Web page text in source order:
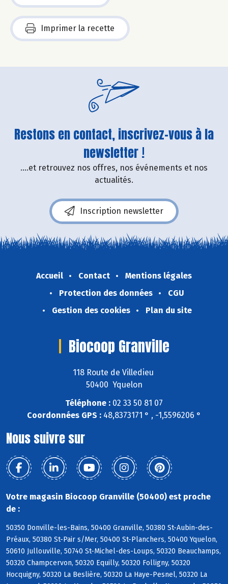
Imprimer la recette
Restons en contact, inscrivez-vous à la
newsletter !
....et retrouvez nos offres, nos événements et nos
actualités.
Inscription newsletter
Accueil Contact
Mentions légales
Protection des données
CGU
Gestion des cookies
Plan du site
Biocoop Granville
118 Route de Villedieu
50400 Yquelon
Téléphone : 02 33 50 81 07
Coordonnées GPS : 48,8373171 ° , -1,5596206 °
Nous suivre sur
Votre magasin Biocoop Granville (50400) est proche
de :
50350 Donville-les-Bains, 50400 Granville, 50380 St-Aubin-des-
Préaux, 50380 St-Pair s/Mer, 50400 St-Planchers, 50400 Yquelon,
50610 Jullouville, 50740 St-Michel-des-Loups, 50320 Beauchamps,
50320 Champcervon, 50320 Equilly, 50320 Folligny, 50320
Hocquigny, 50320 La Beslière, 50320 La Haye-Pesnel, 50320 La